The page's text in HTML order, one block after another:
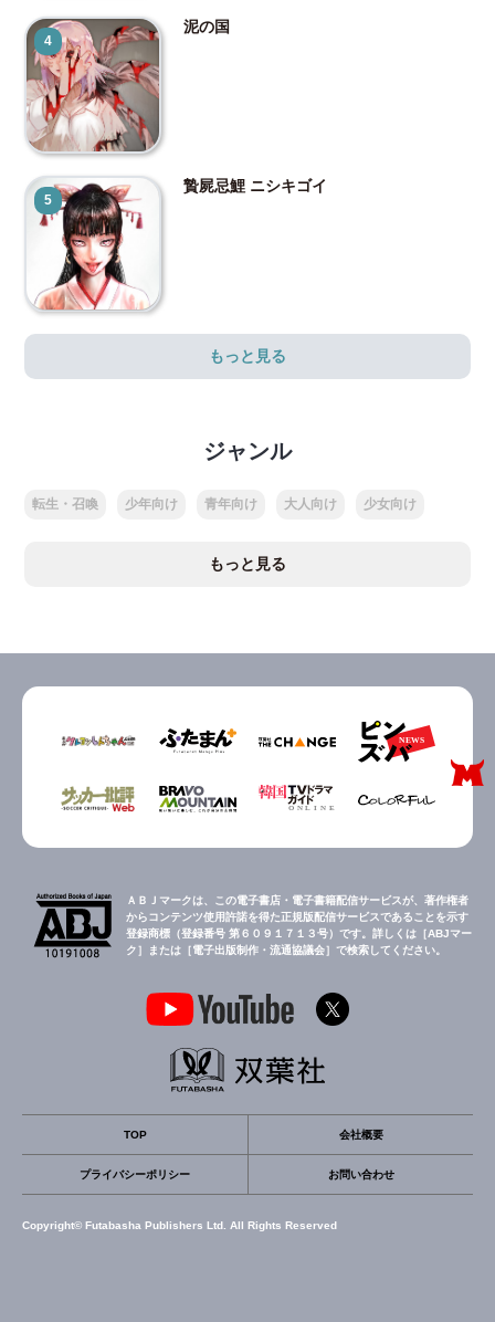
4
泥の国
5
贄屍忌鯉 ニシキゴイ
もっと見る
ジャンル
転生・召喚 少年向け 青年向け 大人向け 少女向け
もっと見る
ＡＢＪマークは、この電子書店・電子書籍配信サービスが、著作権者
からコンテンツ使用許諾を得た正規版配信サービスであることを示す
登録商標（登録番号 第６０９１７１３号）です。詳しくは［ABJマー
ク］または［電子出版制作・流通協議会］で検索してください。
TOP 会社概要
プライバシーポリシー お問い合わせ
Copyright© Futabasha Publishers Ltd. All Rights Reserved